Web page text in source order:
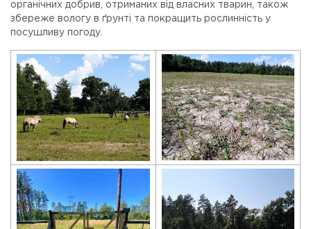
органічних добрив, отриманих від власних тварин, також
збереже вологу в ґрунті та покращить рослинність у
посушливу погоду.